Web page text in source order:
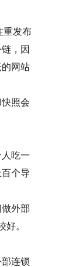
重发布
，因
网站
照会
吃一
个导
外部
。
连锁